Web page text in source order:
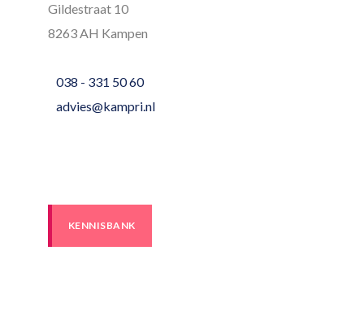
Gildestraat 10
8263 AH Kampen
038 - 331 50 60
advies@kampri.nl
KENNISBANK